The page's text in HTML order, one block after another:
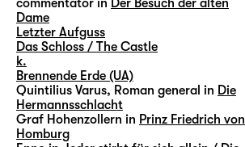
commentator in Der Besuch der alten
Dame
Letzter Aufguss
Das Schloss / The Castle
k.
Brennende Erde (UA)
Quintilius Varus, Roman general in Die
Hermannsschlacht
Graf Hohenzollern in Prinz Friedrich von
Homburg